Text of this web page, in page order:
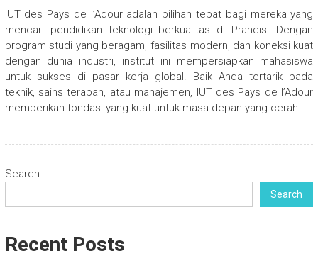
IUT des Pays de l’Adour adalah pilihan tepat bagi mereka yang
mencari pendidikan teknologi berkualitas di Prancis. Dengan
program studi yang beragam, fasilitas modern, dan koneksi kuat
dengan dunia industri, institut ini mempersiapkan mahasiswa
untuk sukses di pasar kerja global. Baik Anda tertarik pada
teknik, sains terapan, atau manajemen, IUT des Pays de l’Adour
memberikan fondasi yang kuat untuk masa depan yang cerah.
Search
Search
Recent Posts